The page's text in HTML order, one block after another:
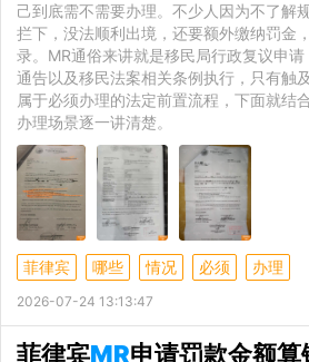
己到底需不需要办理。不少人因为不了解
拦下，没法顺利出境，还要额外缴纳罚金
录。MR通俗来讲就是移民局行政复议申
通告以及移民法案相关条例执行，只有触
属于必须办理的法定前置流程，下面就结
办理场景逐一讲清楚。
菲律宾 哪些 情况 必须 办理
2026-07-24 13:13:47
菲律宾MR申请罚款金额算错了